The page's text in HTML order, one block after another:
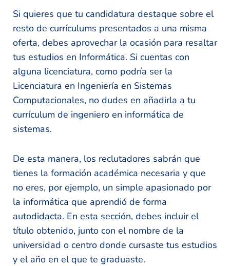
Si quieres que tu candidatura destaque sobre el
resto de currículums presentados a una misma
oferta, debes aprovechar la ocasión para resaltar
tus estudios en Informática. Si cuentas con
alguna licenciatura, como podría ser la
Licenciatura en Ingeniería en Sistemas
Computacionales, no dudes en añadirla a tu
currículum de ingeniero en informática de
sistemas.
De esta manera, los reclutadores sabrán que
tienes la formación académica necesaria y que
no eres, por ejemplo, un simple apasionado por
la informática que aprendió de forma
autodidacta. En esta sección, debes incluir el
título obtenido, junto con el nombre de la
universidad o centro donde cursaste tus estudios
y el año en el que te graduaste.